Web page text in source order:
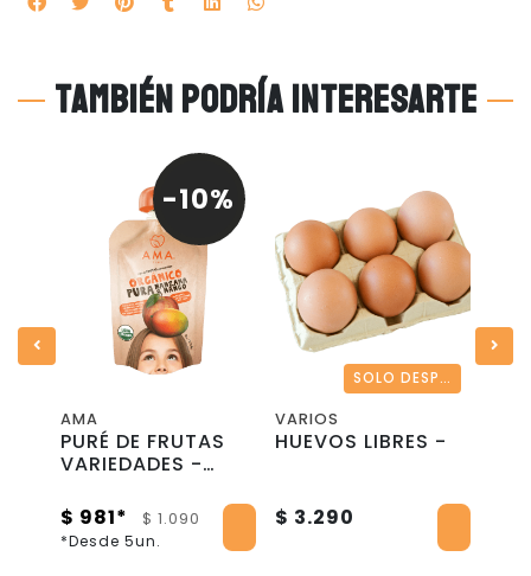
También podría interesarte
-10%
AMA
PURÉ DE FRUTAS
VARIEDADES -
$ 981*
$ 1.090
*Desde 5un.
SOLO DESPACHO REGIÓN METROPOLITANA
VARIOS
HUEVOS LIBRES -
$ 3.290